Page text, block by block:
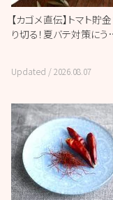
【カゴメ直伝】トマト貯
り切る！夏バテ対策に
Updated /2026.08.07